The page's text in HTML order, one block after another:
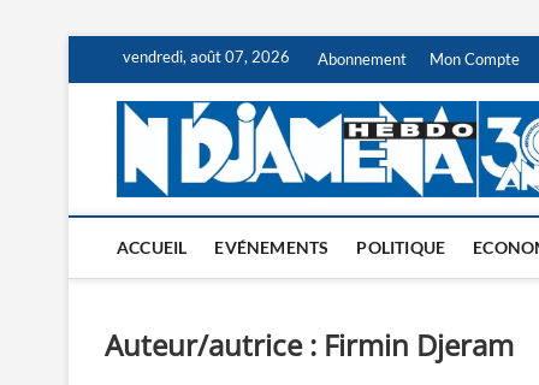
content
vendredi, août 07, 2026 Abonnement Mon Compte
ACCUEIL EVÉNEMENTS POLITIQUE
Auteur/autrice : Firmin Djeram